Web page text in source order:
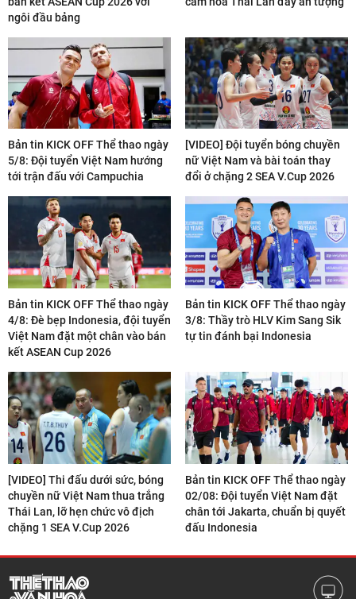
ngôi đầu bảng
Bản tin KICK OFF Thể thao ngày
5/8: Đội tuyển Việt Nam hướng
tới trận đấu với Campuchia
[VIDEO] Đội tuyển bóng chuyền
nữ Việt Nam và bài toán thay
đổi ở chặng 2 SEA V.Cup 2026
Bản tin KICK OFF Thể thao ngày
4/8: Đè bẹp Indonesia, đội tuyển
Việt Nam đặt một chân vào bán
kết ASEAN Cup 2026
Bản tin KICK OFF Thể thao ngày
3/8: Thầy trò HLV Kim Sang Sik
tự tin đánh bại Indonesia
[VIDEO] Thi đấu dưới sức, bóng
chuyền nữ Việt Nam thua trắng
Thái Lan, lỡ hẹn chức vô địch
chặng 1 SEA V.Cup 2026
Bản tin KICK OFF Thể thao ngày
02/08: Đội tuyển Việt Nam đặt
chân tới Jakarta, chuẩn bị quyết
đấu Indonesia